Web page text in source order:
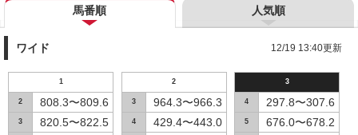
馬番順 人気順
ワイド 12/19 13:40更新
1
2 808.3〜809.6
3 820.5〜822.5
2
3 964.3〜966.3
4 429.4〜443.0
3
4 297.8〜307.6
5 676.0〜678.2